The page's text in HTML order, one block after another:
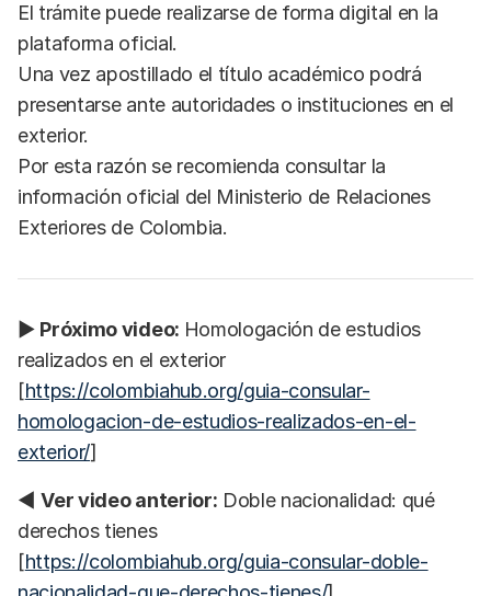
El trámite puede realizarse de forma digital en la
plataforma oficial.
Una vez apostillado el título académico podrá
presentarse ante autoridades o instituciones en el
exterior.
Por esta razón se recomienda consultar la
información oficial del Ministerio de Relaciones
Exteriores de Colombia.
▶ Próximo video: Homologación de estudios
realizados en el exterior
[https://colombiahub.org/guia-consular-
homologacion-de-estudios-realizados-en-el-
exterior/]
◀Ver video anterior: Doble nacionalidad: qué
derechos tienes
[https://colombiahub.org/guia-consular-doble-